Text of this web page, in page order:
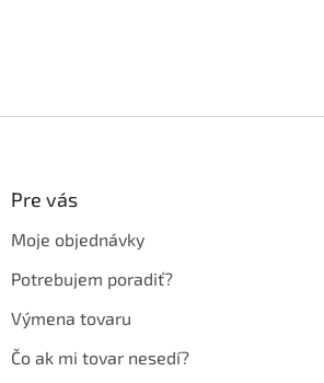
Pre vás
Moje objednávky
Potrebujem poradiť?
Výmena tovaru
Čo ak mi tovar nesedí?